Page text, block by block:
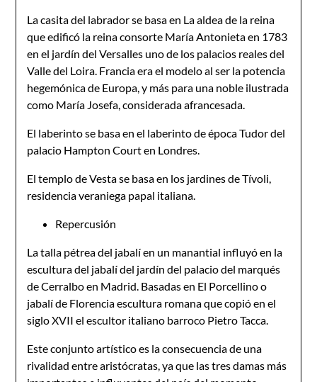
La casita del labrador se basa en La aldea de la reina
que edificó la reina consorte María Antonieta en 1783
en el jardín del Versalles uno de los palacios reales del
Valle del Loira. Francia era el modelo al ser la potencia
hegemónica de Europa, y más para una noble ilustrada
como María Josefa, considerada afrancesada.
El laberinto se basa en el laberinto de época Tudor del
palacio Hampton Court en Londres.
El templo de Vesta se basa en los jardines de Tívoli,
residencia veraniega papal italiana.
Repercusión
La talla pétrea del jabalí en un manantial influyó en la
escultura del jabalí del jardín del palacio del marqués
de Cerralbo en Madrid. Basadas en El Porcellino o
jabalí de Florencia escultura romana que copió en el
siglo XVII el escultor italiano barroco Pietro Tacca.
Este conjunto artístico es la consecuencia de una
rivalidad entre aristócratas, ya que las tres damas más